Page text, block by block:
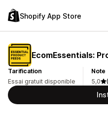
Shopify App Store
EcomEssentials:
Tarification
Essai gratuit disponible
Note
5,0